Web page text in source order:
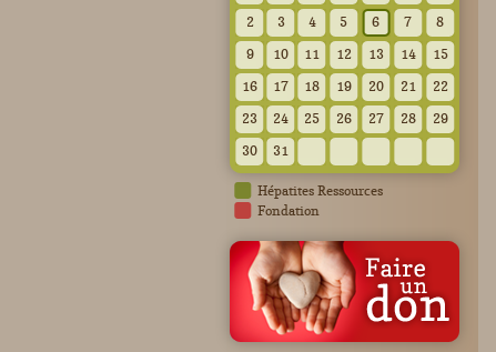
2
3 4 5 6 7
8
9
10 11 12 13 14
15
16
17 18 19 20 21
22
23
24 25 26 27 28
29
30
31
Hépatites Ressources
Fondation